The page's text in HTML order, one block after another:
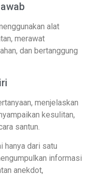
alat
merawat
dan bertanggung
menjelaskan
kesulitan,
santun.
hanya dari satu
informasi
anekdot,